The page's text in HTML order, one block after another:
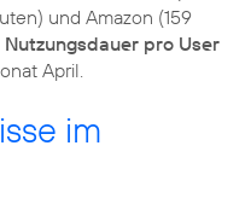
und Amazon (159
Nutzungsdauer pro User
April.
im